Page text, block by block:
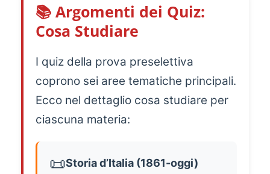
📚 Argomenti dei Quiz:
Cosa Studiare
I quiz della prova preselettiva
coprono sei aree tematiche principali.
Ecco nel dettaglio cosa studiare per
ciascuna materia:
📜Storia d’Italia (1861-oggi)